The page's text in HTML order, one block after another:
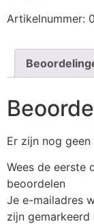
Artikelnummer:
Er zijn nog
Wees de eerste
beoordelen
Je e-mailadres
zijn gemarkeerd